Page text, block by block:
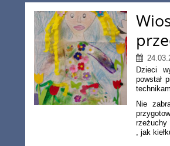
Aktualności
Dzieci
powstał
Nie
rzeżuchy
, jak